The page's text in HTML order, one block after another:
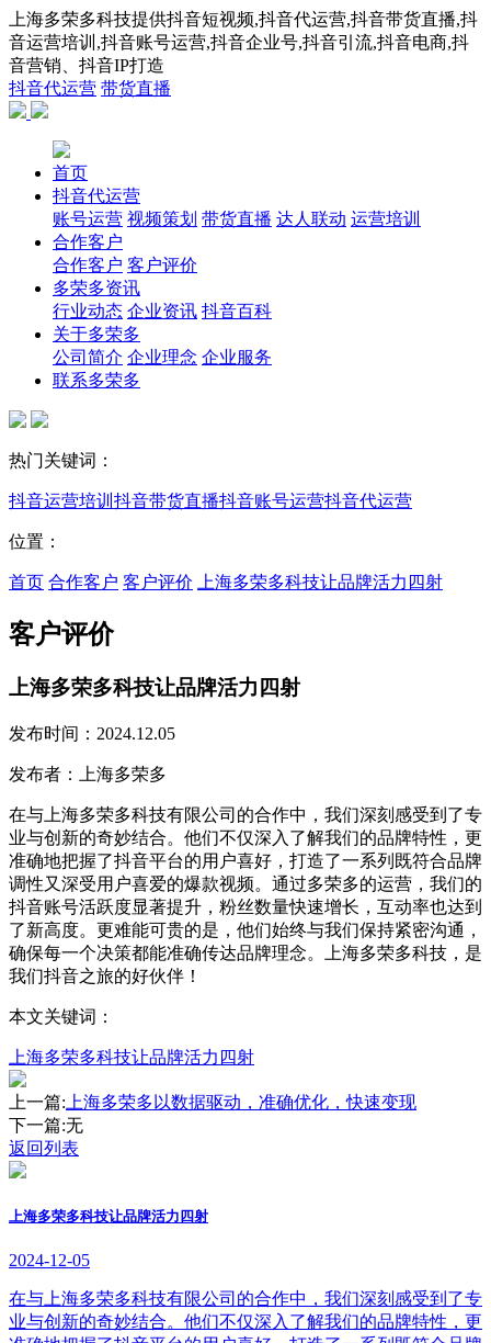
上海多荣多科技提供抖音短视频,抖音代运营,抖音带货直播,抖
音运营培训,抖音账号运营,抖音企业号,抖音引流,抖音电商,抖
音营销、抖音IP打造
抖音代运营 带货直播
首页
抖音代运营
账号运营 视频策划 带货直播 达人联动 运营培训
合作客户
合作客户 客户评价
多荣多资讯
行业动态 企业资讯 抖音百科
关于多荣多
公司简介 企业理念 企业服务
联系多荣多
热门关键词：
抖音运营培训 抖音带货直播抖音账号运营抖音代运营
位置：
首页 合作客户 客户评价 上海多荣多科技让品牌活力四射
客户评价
上海多荣多科技让品牌活力四射
发布时间：2024.12.05
发布者：上海多荣多
在与上海多荣多科技有限公司的合作中，我们深刻感受到了专
业与创新的奇妙结合。他们不仅深入了解我们的品牌特性，更
准确地把握了抖音平台的用户喜好，打造了一系列既符合品牌
调性又深受用户喜爱的爆款视频。通过多荣多的运营，我们的
抖音账号活跃度显著提升，粉丝数量快速增长，互动率也达到
了新高度。更难能可贵的是，他们始终与我们保持紧密沟通，
确保每一个决策都能准确传达品牌理念。上海多荣多科技，是
我们抖音之旅的好伙伴！
本文关键词：
上海多荣多科技让品牌活力四射
上一篇: 上海多荣多以数据驱动，准确优化，快速变现
下一篇:无
返回列表
上海多荣多科技让品牌活力四射
2024-12-05
在与上海多荣多科技有限公司的合作中，我们深刻感受到了专
业与创新的奇妙结合。他们不仅深入了解我们的品牌特性，更